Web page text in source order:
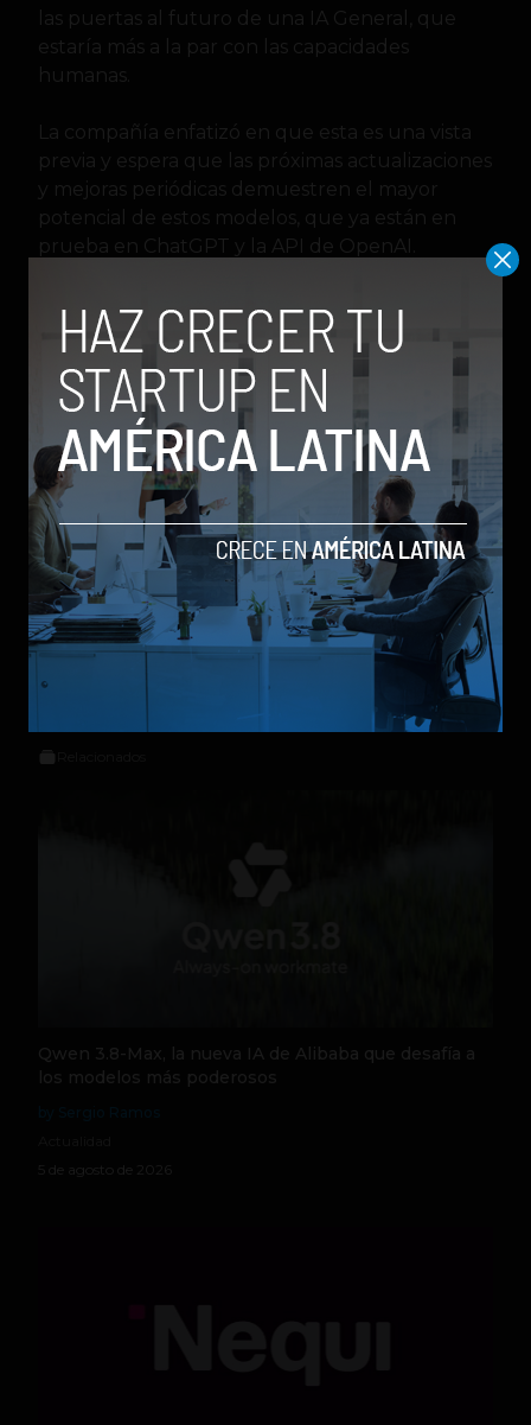
las puertas al futuro de una IA General, que
estaría más a la par con las capacidades
humanas.
La compañía enfatizó en que esta es una vista
previa y espera que las próximas actualizaciones
y mejoras periódicas demuestren el mayor
potencial de estos modelos, que ya están en
prueba en ChatGPT y la API de OpenAI.
Sergio Ramos
Editor enSocial Geek. Más de 10 años
dando cubrimiento a la industria
tecnológica y el ecosistema de startups.
Contribuidor en Fast Company México,
Entrepreneur Magazine y Forbes en
Español.
Qwen 3.8-Max, la nueva IA de Alibaba que desafía a
los modelos más poderosos
5 de agosto de 2026